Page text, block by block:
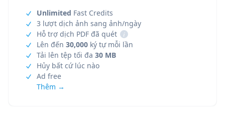
Unlimited Fast Credits
3 lượt dịch ảnh sang ảnh/ngày
Hỗ trợ dịch PDF đã quét
i
Lên đến 30,000 ký tự mỗi lần
Tải lên tệp tối đa 30 MB
Hủy bất cứ lúc nào
Ad free
Thêm →